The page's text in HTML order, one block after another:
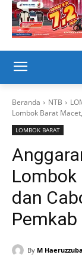
Beranda NTB
Lombok Barat
LOMBOK BARAT
Lombok
dan
Pemkab
By M